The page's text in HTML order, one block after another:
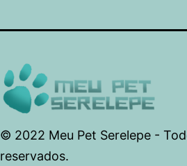
© 2022 Meu Pet Serelepe -
reservados.